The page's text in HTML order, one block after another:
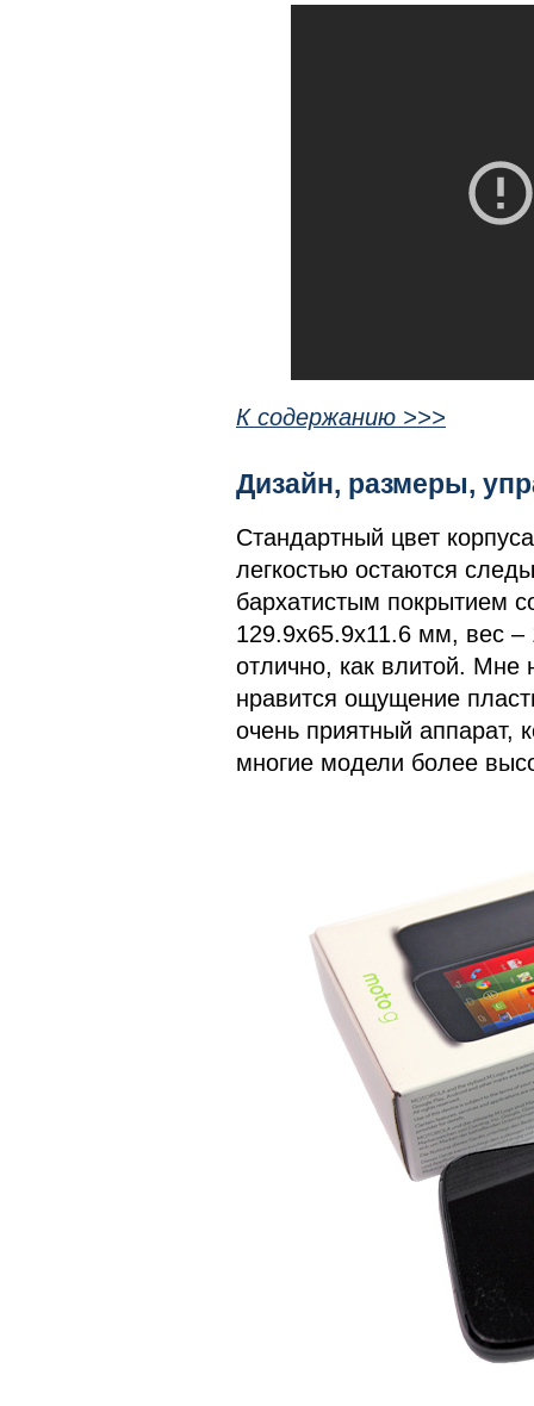
К содержанию >>>
Дизайн, размеры,
Стандартный цвет
легкостью остаются
бархатистым покрытием
129.9x65.9x11.6 мм, вес
отлично, как влитой. Мне
нравится ощущение
очень приятный аппарат,
многие модели более